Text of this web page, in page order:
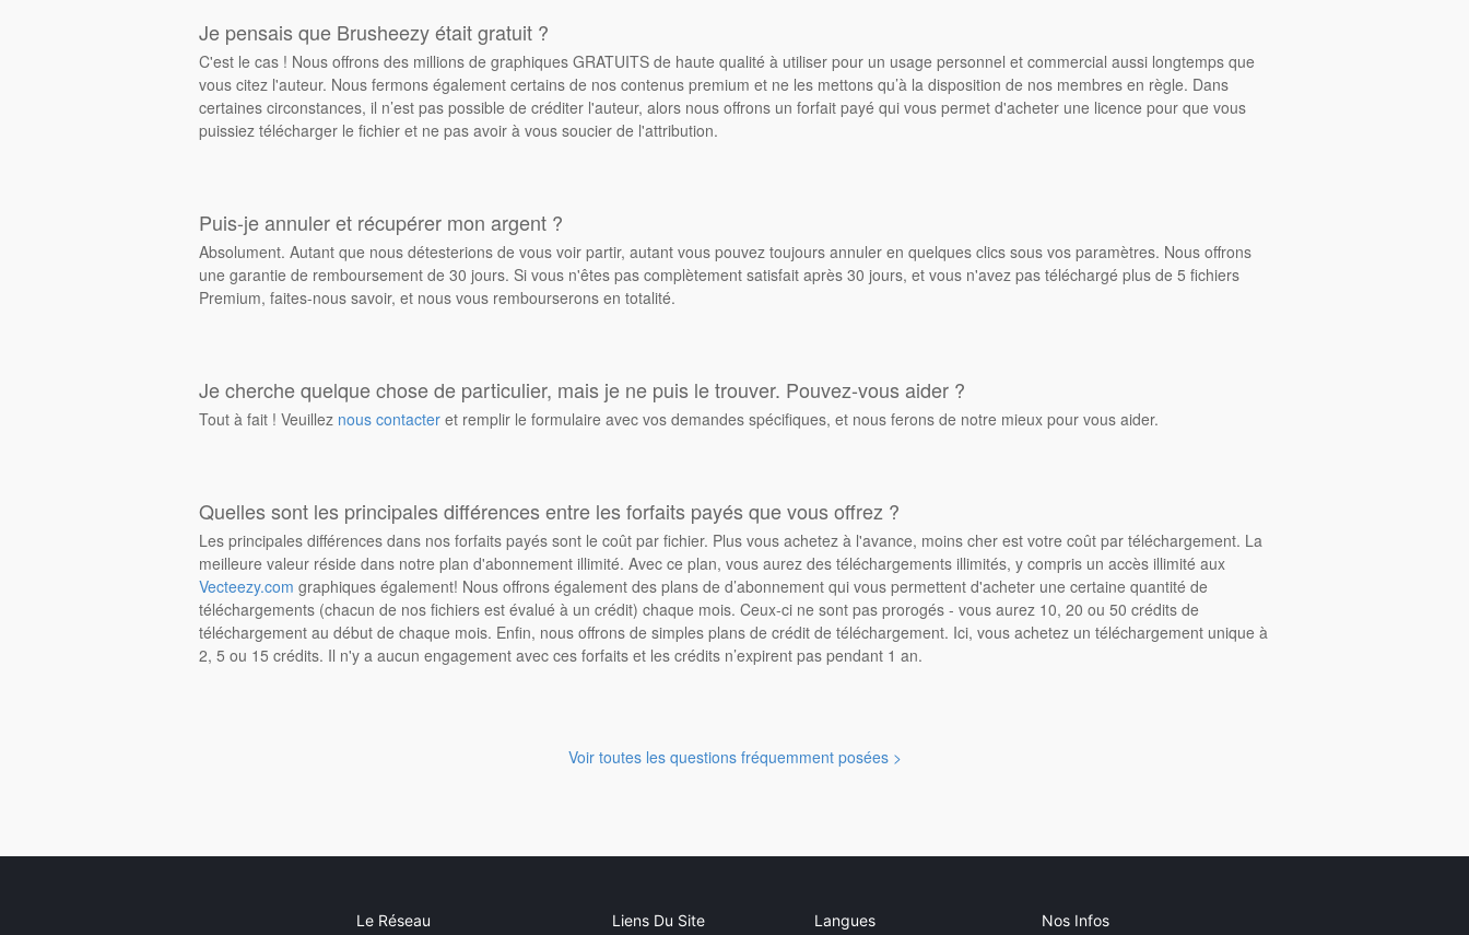
Je pensais que Brusheezy était gratuit ?
C'est le cas ! Nous offrons des millions de graphiques GRATUITS de haute qualité à utiliser pour un usage personnel et commercial aussi longtemps que
vous citez l'auteur. Nous fermons également certains de nos contenus premium et ne les mettons qu’à la disposition de nos membres en règle. Dans
certaines circonstances, il n’est pas possible de créditer l'auteur, alors nous offrons un forfait payé qui vous permet d'acheter une licence pour que vous
puissiez télécharger le fichier et ne pas avoir à vous soucier de l'attribution.
Puis-je annuler et récupérer mon argent ?
Absolument. Autant que nous détesterions de vous voir partir, autant vous pouvez toujours annuler en quelques clics sous vos paramètres. Nous offrons
une garantie de remboursement de 30 jours. Si vous n'êtes pas complètement satisfait après 30 jours, et vous n'avez pas téléchargé plus de 5 fichiers
Premium, faites-nous savoir, et nous vous rembourserons en totalité.
Je cherche quelque chose de particulier, mais je ne puis le trouver. Pouvez-vous aider ?
Tout à fait ! Veuillez nous contacter et remplir le formulaire avec vos demandes spécifiques, et nous ferons de notre mieux pour vous aider.
Quelles sont les principales différences entre les forfaits payés que vous offrez ?
Les principales différences dans nos forfaits payés sont le coût par fichier. Plus vous achetez à l'avance, moins cher est votre coût par téléchargement. La
meilleure valeur réside dans notre plan d'abonnement illimité. Avec ce plan, vous aurez des téléchargements illimités, y compris un accès illimité aux
Vecteezy.com graphiques également! Nous offrons également des plans de d’abonnement qui vous permettent d'acheter une certaine quantité de
téléchargements (chacun de nos fichiers est évalué à un crédit) chaque mois. Ceux-ci ne sont pas prorogés - vous aurez 10, 20 ou 50 crédits de
téléchargement au début de chaque mois. Enfin, nous offrons de simples plans de crédit de téléchargement. Ici, vous achetez un téléchargement unique à
2, 5 ou 15 crédits. Il n'y a aucun engagement avec ces forfaits et les crédits n’expirent pas pendant 1 an.
Voir toutes les questions fréquemment posées >
Le Réseau Liens Du Site Langues Nos Infos